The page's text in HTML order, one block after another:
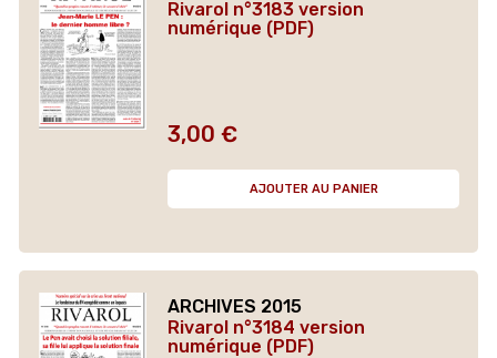
Rivarol n°3183 version
numérique (PDF)
Prix
3,00 €
AJOUTER AU PANIER
ARCHIVES 2015
Rivarol n°3184 version
numérique (PDF)